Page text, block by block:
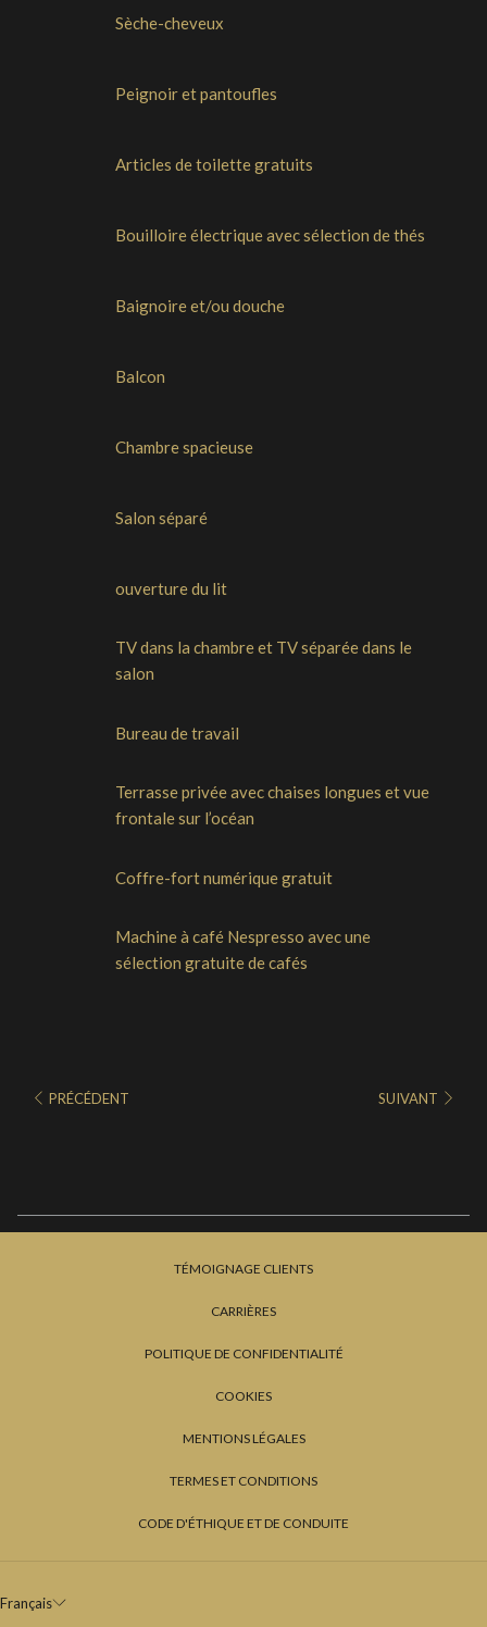
Sèche-cheveux
Peignoir et pantoufles
Articles de toilette gratuits
Bouilloire électrique avec sélection de thés
Baignoire et/ou douche
Balcon
Chambre spacieuse
Salon séparé
ouverture du lit
TV dans la chambre et TV séparée dans le
salon
Bureau de travail
Terrasse privée avec chaises longues et vue
frontale sur l’océan
Coffre-fort numérique gratuit
Machine à café Nespresso avec une
sélection gratuite de cafés
PRÉCÉDENT SUIVANT
TÉMOIGNAGE CLIENTS
CARRIÈRES
POLITIQUE DE CONFIDENTIALITÉ
COOKIES
MENTIONS LÉGALES
TERMES ET CONDITIONS
CODE D'ÉTHIQUE ET DE CONDUITE
Français